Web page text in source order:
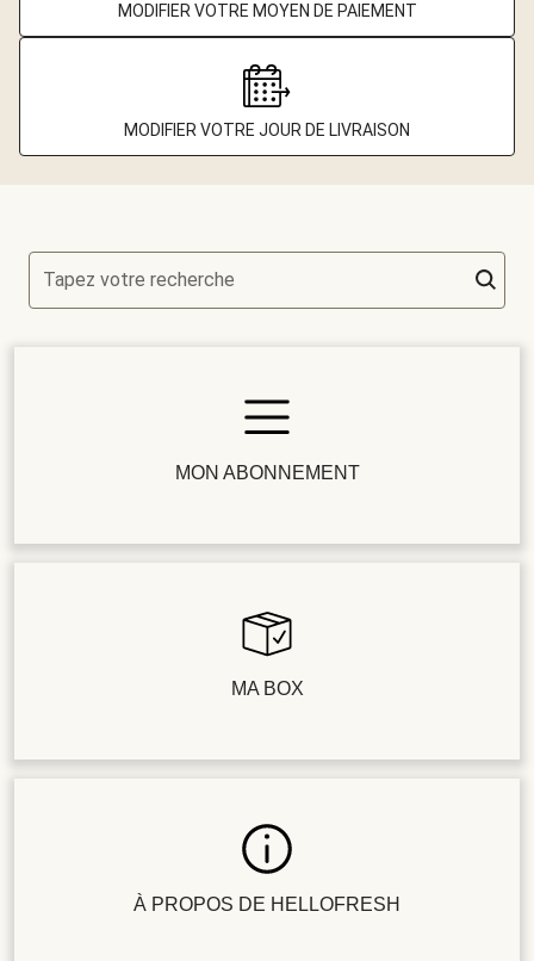
MODIFIER VOTRE MOYEN DE PAIEMENT
MODIFIER VOTRE JOUR DE LIVRAISON
Tapez votre recherche
MON ABONNEMENT
MA BOX
À PROPOS DE HELLOFRESH